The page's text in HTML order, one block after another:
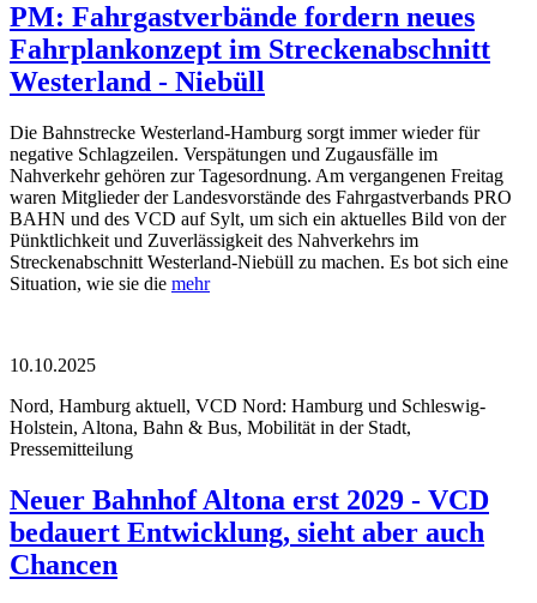
PM: Fahrgastverbände fordern neues
Fahrplankonzept im Streckenabschnitt
Westerland - Niebüll
Die Bahnstrecke Westerland-Hamburg sorgt immer wieder für
negative Schlagzeilen. Verspätungen und Zugausfälle im
Nahverkehr gehören zur Tagesordnung. Am vergangenen Freitag
waren Mitglieder der Landesvorstände des Fahrgastverbands PRO
BAHN und des VCD auf Sylt, um sich ein aktuelles Bild von der
Pünktlichkeit und Zuverlässigkeit des Nahverkehrs im
Streckenabschnitt Westerland-Niebüll zu machen. Es bot sich eine
Situation, wie sie die mehr
10.10.2025
Nord, Hamburg aktuell, VCD Nord: Hamburg und Schleswig-
Holstein, Altona, Bahn & Bus, Mobilität in der Stadt,
Pressemitteilung
Neuer Bahnhof Altona erst 2029 - VCD
bedauert Entwicklung, sieht aber auch
Chancen